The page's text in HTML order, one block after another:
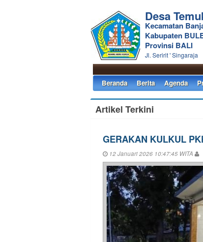
Desa
Kecamatan
Kabupaten
Provinsi BALI
Jl. Seririt ' Singaraja
Beranda Berita Agenda
Artikel Terkini
GERAKAN KULKUL
12 Januari 2026 10:47:45 WITA